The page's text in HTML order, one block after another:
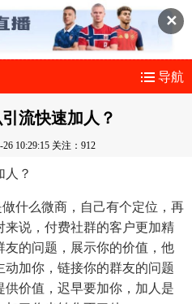
✕
导航
流快速加人？
10:29:15 关注：912
？
什么微商，自己有个定位，再
说，付费社群的客户更加精
的问题，展示你的价值，他
加你，链接你的群友的问题
价值，迟早要加你，加人是